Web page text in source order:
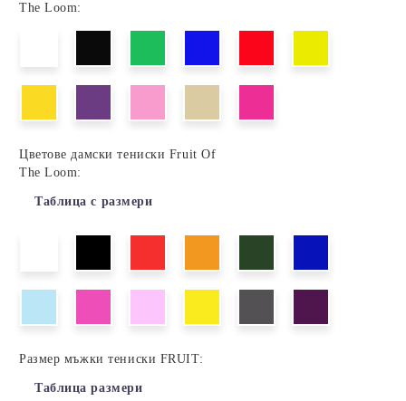
The Loom:
Цветове дамски тениски Fruit Of
The Loom:
Таблица с размери
Размер мъжки тениски FRUIT:
Таблица размери